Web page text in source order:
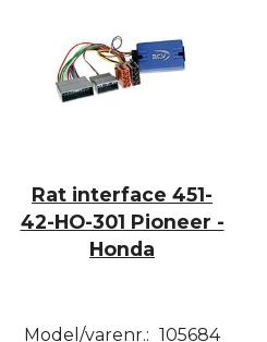
Rat interface 451-
42-HO-301 Pioneer -
Honda
Model/varenr.: 105684